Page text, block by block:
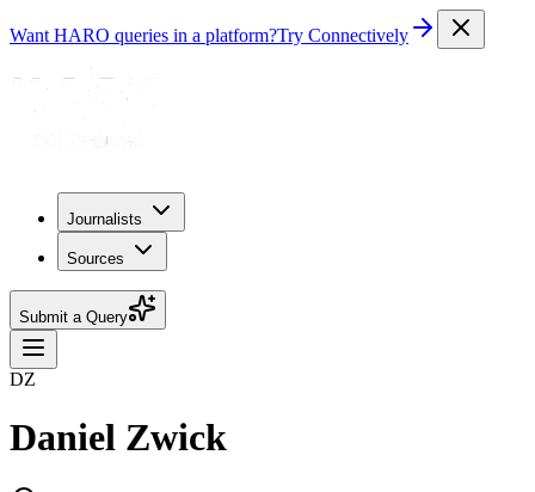
Want HARO queries in a platform?Try Connectively
Journalists
Sources
Submit a Query
DZ
Daniel Zwick